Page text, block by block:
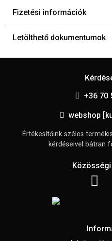
Fizetési információk
Letölthető dokumentumok
+36 70
webshop
Értékesítőink széles
kérdéseivel bátran